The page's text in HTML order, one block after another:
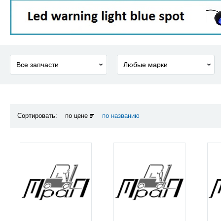
Сортировать: по цене по названию